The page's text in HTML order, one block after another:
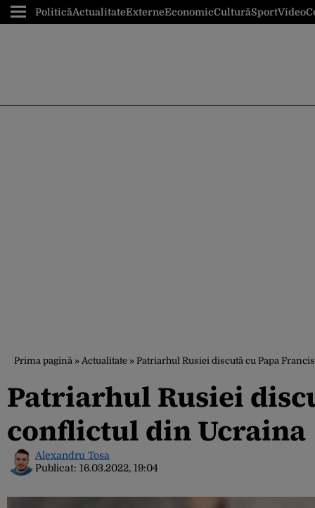
PoliticăActualitateExterneEconomicCulturăSportVideo
Prima pagină » Actualitate » Patriarhul Rusiei discută cu Papa
Patriarhul Rusiei
conflictul din Ucraina
Alexandru Tosa
Publicat: 16.03.2022, 19:04